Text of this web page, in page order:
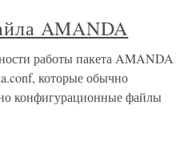
AMANDA
работы пакета AMANDA
которые обычно
конфигурационные файлы